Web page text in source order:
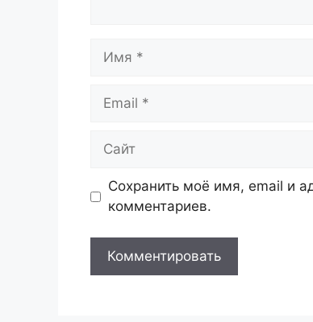
Имя
Email
Сайт
Сохранить моё имя, email и
комментариев.